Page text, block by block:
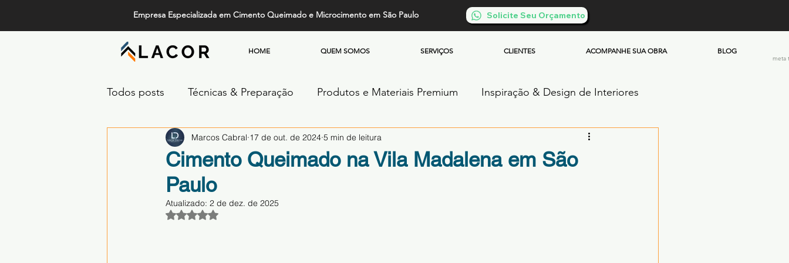
Empresa Especializada em Cimento Queimado e Microcimento em São Paulo Solicite Seu Orçamento
HOME QUEM SOMOS SERVIÇOS CLIENTES ACOMPANHE SUA OBRA BLOG
meta
Todos posts Técnicas & Preparação Produtos e Materiais Premium Inspiração & Design de Interiores
Design, Tendências e Serviços Piso de Cimento Queimado Parede de Cimento Queimado
Projetos de Alto Padrão
Cimento Queimado na Vila Madalena em São
Paulo
Marcos Cabral 17 de out. de 2024 5 min de leitura
Atualizado: 2 de dez. de 2025
Avaliado com NaN de 5 estrelas.